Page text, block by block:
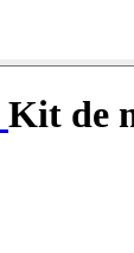
Kit de